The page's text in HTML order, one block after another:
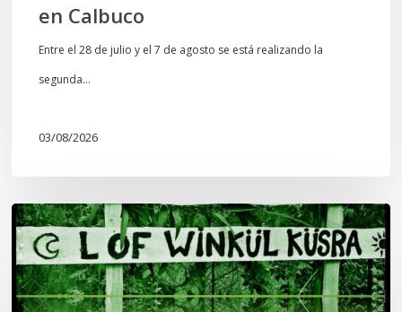
en Calbuco
Entre el 28 de julio y el 7 de agosto se está realizando la
segunda…
03/08/2026
Lof
Winkül
Küsra
convoca